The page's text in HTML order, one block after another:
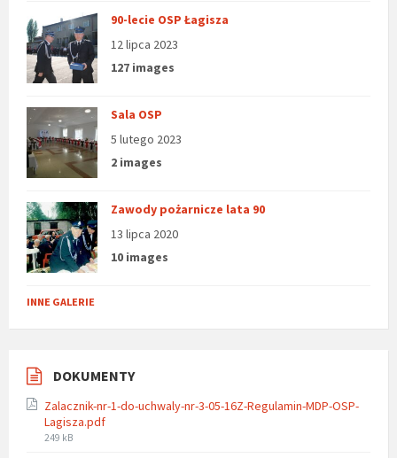
90-lecie OSP Łagisza
12 lipca 2023
127 images
Sala OSP
5 lutego 2023
2 images
Zawody pożarnicze lata 90
13 lipca 2020
10 images
INNE GALERIE
DOKUMENTY
Zalacznik-nr-1-do-uchwaly-nr-3-05-16Z-Regulamin-MDP-OSP-
Lagisza.pdf
File
249 kB